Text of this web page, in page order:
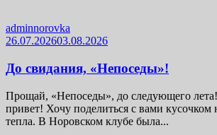
adminnorovka
26.07.202603.08.2026
До свидания, «Непоседы»!
Прощай, «Непоседы», до следующего
привет! Хочу поделиться с вами кусочком
тепла. В Норовском клубе была...